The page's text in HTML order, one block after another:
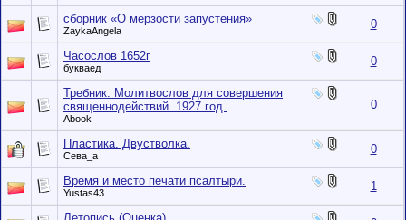
сборник «О мерзости запустения»
ZaykaAngela 0
Часослов 1652г
букваед 0
Требник. Молитвослов для совершения
священнодействий. 1927 год.
Abook
0
Пластика. Двустволка.
Сева_а 0
Время и место печати псалтыри.
Yustas43 1